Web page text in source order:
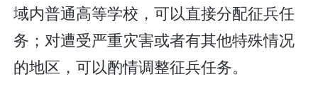
域内普通高等学校，可以直接分配征兵任
务；对遭受严重灾害或者有其他特殊情况
的地区，可以酌情调整征兵任务。